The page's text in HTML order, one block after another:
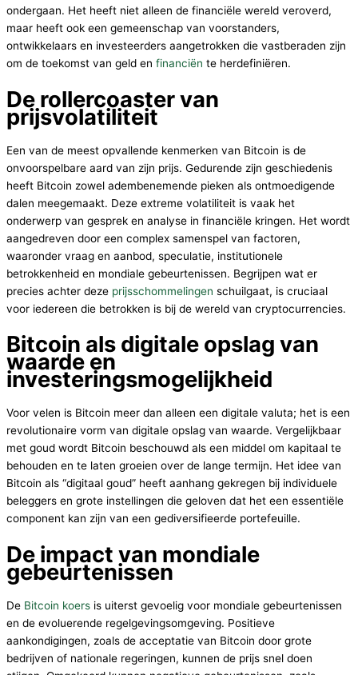
ondergaan. Het heeft niet alleen de financiële wereld veroverd,
maar heeft ook een gemeenschap van voorstanders,
ontwikkelaars en investeerders aangetrokken die vastberaden zijn
om de toekomst van geld en financiën te herdefiniëren.
De rollercoaster van
prijsvolatiliteit
Een van de meest opvallende kenmerken van Bitcoin is de
onvoorspelbare aard van zijn prijs. Gedurende zijn geschiedenis
heeft Bitcoin zowel adembenemende pieken als ontmoedigende
dalen meegemaakt. Deze extreme volatiliteit is vaak het
onderwerp van gesprek en analyse in financiële kringen. Het wordt
aangedreven door een complex samenspel van factoren,
waaronder vraag en aanbod, speculatie, institutionele
betrokkenheid en mondiale gebeurtenissen. Begrijpen wat er
precies achter deze prijsschommelingen schuilgaat, is cruciaal
voor iedereen die betrokken is bij de wereld van cryptocurrencies.
Bitcoin als digitale opslag van
waarde en
investeringsmogelijkheid
Voor velen is Bitcoin meer dan alleen een digitale valuta; het is een
revolutionaire vorm van digitale opslag van waarde. Vergelijkbaar
met goud wordt Bitcoin beschouwd als een middel om kapitaal te
behouden en te laten groeien over de lange termijn. Het idee van
Bitcoin als “digitaal goud” heeft aanhang gekregen bij individuele
beleggers en grote instellingen die geloven dat het een essentiële
component kan zijn van een gediversifieerde portefeuille.
De impact van mondiale
gebeurtenissen
De Bitcoin koers is uiterst gevoelig voor mondiale gebeurtenissen
en de evoluerende regelgevingsomgeving. Positieve
aankondigingen, zoals de acceptatie van Bitcoin door grote
bedrijven of nationale regeringen, kunnen de prijs snel doen